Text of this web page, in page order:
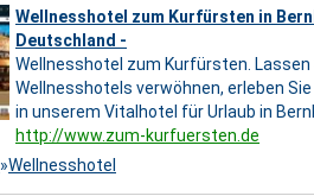
Wellnesshotel zum Kurfürsten in
Deutschland -
Wellnesshotel zum Kurfürsten.
Wellnesshotels verwöhnen, erleben
in unserem Vitalhotel für Urlaub in
http://www.zum-kurfuersten.de
»Wellnesshotel